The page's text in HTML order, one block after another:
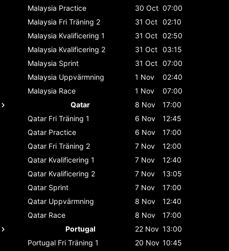
Malaysia Practice 30 Oct 07:00
Malaysia Fri Träning 2 31 Oct 02:10
Malaysia Kvalificering 1 31 Oct 02:50
Malaysia Kvalificering 2 31 Oct 03:15
Malaysia Sprint 31 Oct 07:00
Malaysia Uppvärmning 1 Nov
02:40
Malaysia Race 1 Nov
07:00
Qatar
8 Nov
17:00
Qatar Fri Träning 1 6 Nov
12:45
Qatar Practice 6 Nov
17:00
Qatar Fri Träning 2 7 Nov
12:00
Qatar Kvalificering 1 7 Nov
12:40
Qatar Kvalificering 2 7 Nov
13:05
Qatar Sprint 7 Nov
17:00
Qatar Uppvärmning 8 Nov
12:40
Qatar Race 8 Nov
17:00
Portugal
22 Nov 13:00
Portugal Fri Träning 1 20 Nov 10:45